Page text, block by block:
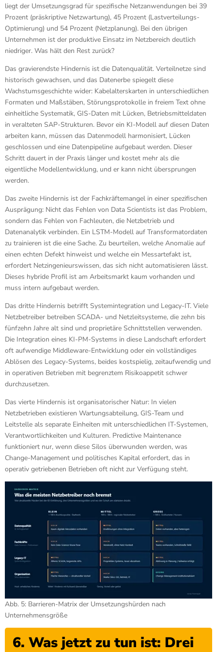
liegt der Umsetzungsgrad für spezifische Netzanwendungen bei 39
Prozent (präskriptive Netzwartung), 45 Prozent (Lastverteilungs-
Optimierung) und 54 Prozent (Netzplanung). Bei den übrigen
Unternehmen ist der produktive Einsatz im Netzbereich deutlich
niedriger. Was hält den Rest zurück?
Das gravierendste Hindernis ist die Datenqualität. Verteilnetze sind
historisch gewachsen, und das Datenerbe spiegelt diese
Wachstumsgeschichte wider: Kabelalterskarten in unterschiedlichen
Formaten und Maßstäben, Störungsprotokolle in freiem Text ohne
einheitliche Systematik, GIS-Daten mit Lücken, Betriebsmitteldaten
in veralteten SAP-Strukturen. Bevor ein KI-Modell auf diesen Daten
arbeiten kann, müssen das Datenmodell harmonisiert, Lücken
geschlossen und eine Datenpipeline aufgebaut werden. Dieser
Schritt dauert in der Praxis länger und kostet mehr als die
eigentliche Modellentwicklung, und er kann nicht übersprungen
werden.
Das zweite Hindernis ist der Fachkräftemangel in einer spezifischen
Ausprägung: Nicht das Fehlen von Data Scientists ist das Problem,
sondern das Fehlen von Fachleuten, die Netzbetrieb und
Datenanalytik verbinden. Ein LSTM-Modell auf Transformatordaten
zu trainieren ist die eine Sache. Zu beurteilen, welche Anomalie auf
einen echten Defekt hinweist und welche ein Messartefakt ist,
erfordert Netzingenieurswissen, das sich nicht automatisieren lässt.
Dieses hybride Profil ist am Arbeitsmarkt kaum vorhanden und
muss intern aufgebaut werden.
Das dritte Hindernis betrifft Systemintegration und Legacy-IT. Viele
Netzbetreiber betreiben SCADA- und Netzleitsysteme, die zehn bis
fünfzehn Jahre alt sind und proprietäre Schnittstellen verwenden.
Die Integration eines KI-PM-Systems in diese Landschaft erfordert
oft aufwendige Middleware-Entwicklung oder ein vollständiges
Ablösen des Legacy-Systems, beides kostspielig, zeitaufwendig und
in operativen Betrieben mit begrenztem Risikoappetit schwer
durchzusetzen.
Das vierte Hindernis ist organisatorischer Natur: In vielen
Netzbetrieben existieren Wartungsabteilung, GIS-Team und
Leitstelle als separate Einheiten mit unterschiedlichen IT-Systemen,
Verantwortlichkeiten und Kulturen. Predictive Maintenance
funktioniert nur, wenn diese Silos überwunden werden, was
Change-Management und politisches Kapital erfordert, das in
operativ getriebenen Betrieben oft nicht zur Verfügung steht.
Abb. 5: Barrieren-Matrix der Umsetzungshürden nach
Unternehmensgröße
6. Was jetzt zu tun ist: Drei